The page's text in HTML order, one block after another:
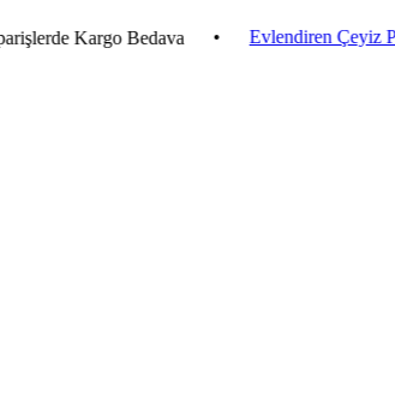
Kargo Bedava • Evlendiren Çeyiz Paketleri